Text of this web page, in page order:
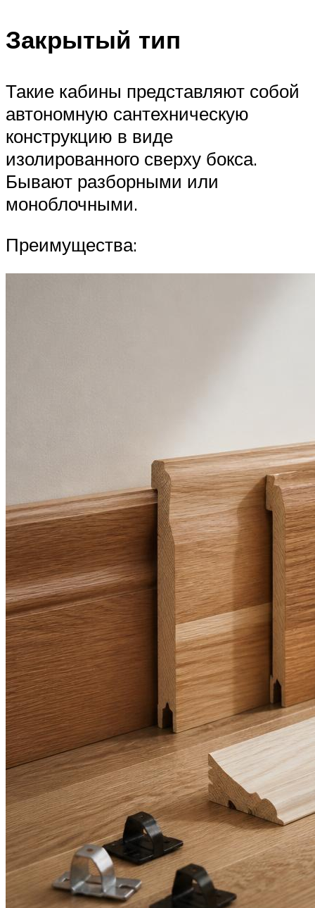
Закрытый тип
Такие кабины представляют собой
автономную сантехническую
конструкцию в виде
изолированного сверху бокса.
Бывают разборными или
моноблочными.
Преимущества: